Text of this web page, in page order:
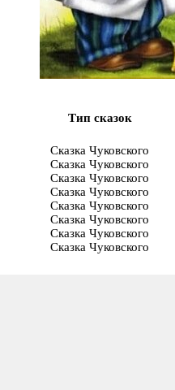
Тип сказок
Сказка Чуковского
Сказка Чуковского
Сказка Чуковского
Сказка Чуковского
Сказка Чуковского
Сказка Чуковского
Сказка Чуковского
Сказка Чуковского